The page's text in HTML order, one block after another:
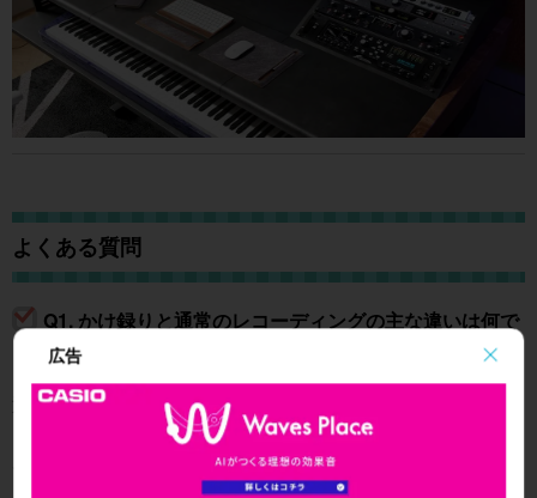
広告
よくある質問
Q1. かけ録りと通常のレコーディングの主な違いは何で
すか？
通常のレコーディングはドライ音声を記録してから後処理
しますが、かけ録りはエフェクト処理済みの音を波形とし
て保存します。CPU節約とサウンド確定のメリットがある